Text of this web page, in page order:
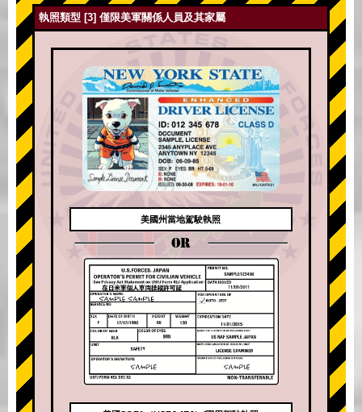
執照類型 [3] 僅限美軍關係人員及其家屬
美國州當地駕駛執照
OR